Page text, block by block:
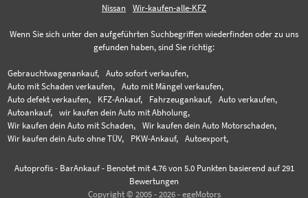
Nissan
Wir-kaufen-alle-KFZ
Wenn Sie sich unter den aufgeführten Suchbegriffen wiederfinden oder zu uns
gefunden haben, sind Sie richtig:
Gebrauchtwagenankauf,
Auto sofort verkaufen,
Auto mit Schaden verkaufen,
Auto mit Mängel verkaufen,
Auto defekt verkaufen,
KFZ-Ankauf, Fahrzeugankauf,
Auto verkaufen,
Autoankauf,
wir kaufen dein Auto mit Abholung,
Wir kaufen dein Auto mit Schaden,
Wir kaufen dein Auto Motorschaden,
Wir kaufen dein Auto ohne TÜV,
PKW-Ankauf, Autoexport,
Autoprofis - BarAnkauf- Benotet mit 4.76von 5.0 Punkten basierend auf 291
Bewertungen
Copyright © 2005 - 2026 - egeMotors